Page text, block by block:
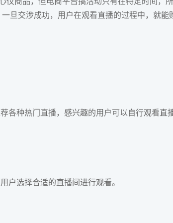
旦交涉成功，用户在观看直播的过程中，就能
种热门直播，感兴趣的用户可以自行观看直
户选择合适的直播间进行观看。